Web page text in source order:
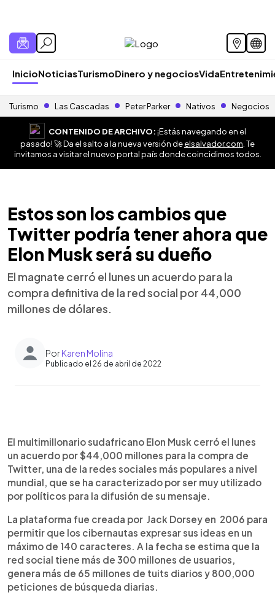
InicioNoticiasTurismoDinero y negociosVida
Turismo Las Cascadas Peter Parker Nativos Negocios
CONTENIDO DE ARCHIVO:¡Estás navegando en el
pasado! 🚀 Da el salto a la nueva versión deelsalvador.com . Te
invitamos a visitar el nuevo portal país donde coincidimos todos.
Estos son los cambios que
Twitter podría tener ahora que
Elon Musk será su dueño
El magnate cerró el lunes un acuerdo para la
compra definitiva de la red social por 44,000
millones de dólares.
PorKaren Molina
Publicado el 26 de abril de 2022
► Escuchar artículo
El multimillonario sudafricano Elon Musk cerró el lunes
un acuerdo por $44,000 millones para la compra de
Twitter, una de la redes sociales más populares a nivel
mundial, que se ha caracterizado por ser muy utilizado
por políticos para la difusión de su mensaje.
La plataforma fue creada por Jack Dorsey en 2006 para
permitir que los cibernautas expresar sus ideas en un
máximo de 140 caracteres. A la fecha se estima que la
red social tiene más de 300 millones de usuarios,
genera más de 65 millones de tuits diarios y 800,000
peticiones de búsqueda diarias.